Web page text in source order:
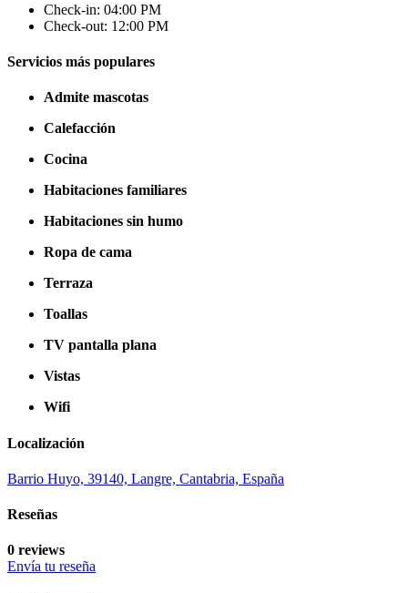
Check-in: 04:00 PM
Check-out: 12:00 PM
Servicios más populares
Admite mascotas
Calefacción
Cocina
Habitaciones familiares
Habitaciones sin humo
Ropa de cama
Terraza
Toallas
TV pantalla plana
Vistas
Wifi
Localización
Barrio Huyo, 39140, Langre, Cantabria, España
Reseñas
0 reviews
Envía tu reseña